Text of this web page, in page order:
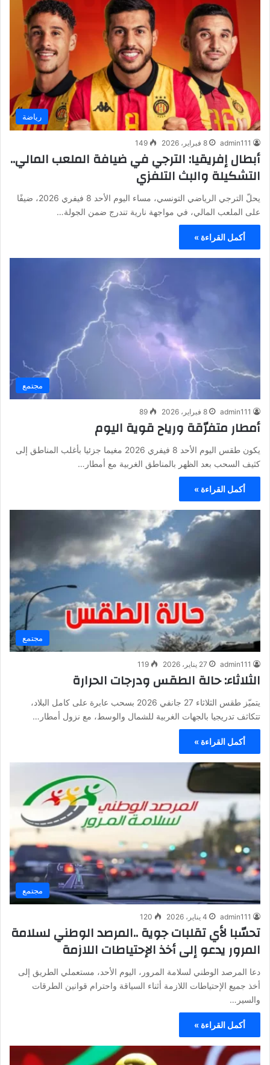
رياضة
admin111 8 فبراير، 2026 149
أبطال إفريقيا: الترجي في ضيافة الملعب المالي..
التشكيلة والبث التلفزي
يحلّ الترجي الرياضي التونسي، مساء اليوم الأحد 8 فيفري 2026، ضيفًا
على الملعب المالي، في مواجهة نارية تندرج ضمن الجولة…
أكمل القراءة »
مجتمع
admin111 8 فبراير، 2026 89
أمطار متفرّقة ورياح قوية اليوم
يكون طقس اليوم الأحد 8 فيفري 2026 مغيما جزئيا بأغلب المناطق إلى
كثيف السحب بعد الظهر بالمناطق الغربية مع أمطار…
أكمل القراءة »
مجتمع
admin111 27 يناير، 2026 119
الثلاثاء: حالة الطقس ودرجات الحرارة
يتميّز طقس الثلاثاء 27 جانفي 2026 بسحب عابرة على كامل البلاد،
تتكاثف تدريجيا بالجهات الغربية للشمال والوسط، مع نزول أمطار…
أكمل القراءة »
مجتمع
admin111 4 يناير، 2026 120
تحسّبا لأي تقلبات جوية ..المرصد الوطني لسلامة
المرور يدعو إلى أخذ الإحتياطات اللازمة
دعا المرصد الوطني لسلامة المرور، اليوم الأحد، مستعملي الطريق إلى
أخذ جميع الإحتياطات اللازمة أثناء السياقة واحترام قوانين الطرقات
والسير…
أكمل القراءة »